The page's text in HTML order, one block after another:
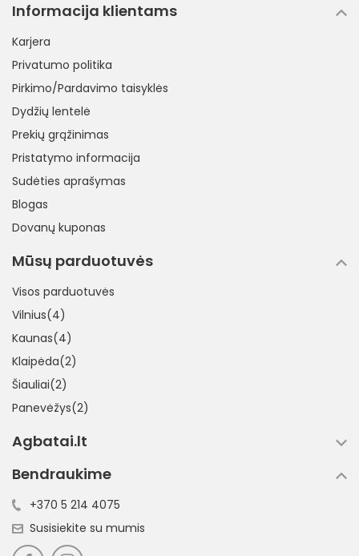
Informacija klientams
Karjera
Privatumo politika
Pirkimo/Pardavimo taisyklės
Dydžių lentelė
Prekių grąžinimas
Pristatymo informacija
Sudėties aprašymas
Blogas
Dovanų kuponas
Mūsų parduotuvės
Visos parduotuvės
Vilnius(4)
Kaunas(4)
Klaipėda(2)
Šiauliai(2)
Panevėžys(2)
Agbatai.lt
Bendraukime
+370 5 214 4075
Susisiekite su mumis